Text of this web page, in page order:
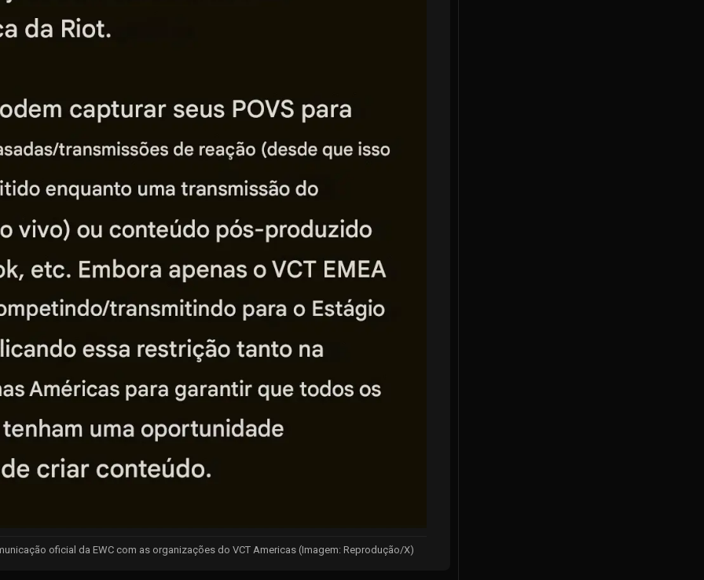
oficial da EWC com as organizações do VCT Americas (Imagem: Reprodução/X)